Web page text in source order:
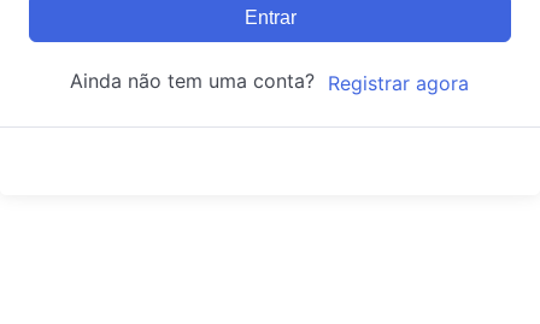
Entrar
Ainda não tem uma conta? Registrar agora